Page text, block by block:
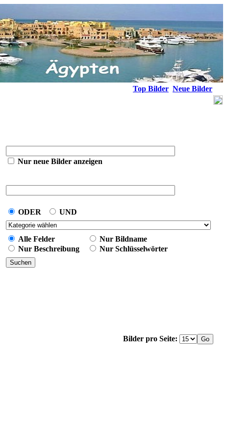
Top Bilder Neue Bilder
Nur neue Bilder anzeigen
ODER
UND
Alle Felder
Nur Bildname
Nur Beschreibung
Nur Schlüsselwörter
Bilder pro Seite: